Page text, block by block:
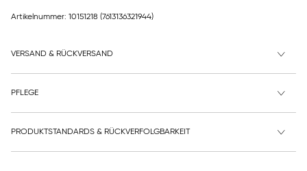
Artikelnummer: 10151218 (7613136321944)
VERSAND & RÜCKVERSAND
PFLEGE
PRODUKTSTANDARDS & RÜCKVERFOLGBARKEIT